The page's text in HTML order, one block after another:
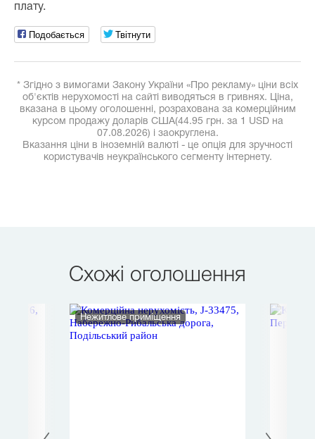
плату.
Подобається Твітнути
* Згідно з вимогами Закону України «Про рекламу» ціни всіх
об'єктів нерухомості на сайті виводяться в гривнях. Ціна,
вказана в цьому оголошенні, розрахована за комерційним
курсом продажу доларів США(44.95 грн. за 1 USD на
07.08.2026) і заокруглена.
Вказання ціни в іноземній валюті - це опція для зручності
користувачів неукраїнського сегменту інтернету.
Схожі оголошення
Нежитлове приміщення